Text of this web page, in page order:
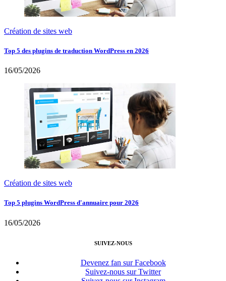
Création de sites web
Top 5 des plugins de traduction WordPress en 2026
16/05/2026
Création de sites web
Top 5 plugins WordPress d'annuaire pour 2026
16/05/2026
SUIVEZ-NOUS
Devenez fan sur Facebook
Suivez-nous sur Twitter